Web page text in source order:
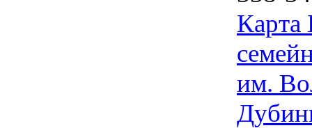
Карта
им.